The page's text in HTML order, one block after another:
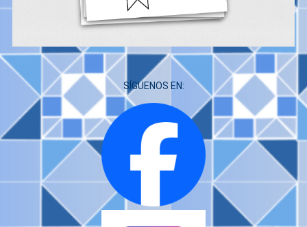
SÍGUENOS EN: